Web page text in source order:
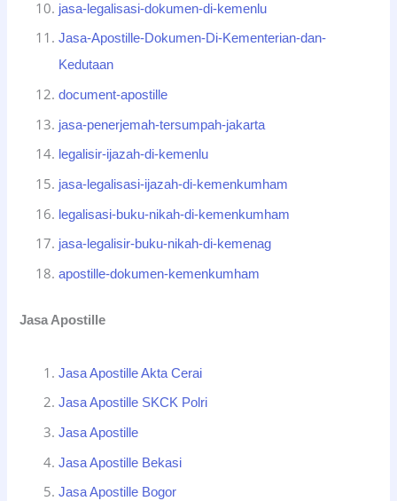
jasa-legalisasi-dokumen-di-kemenlu
Jasa-Apostille-Dokumen-Di-Kementerian-dan-
Kedutaan
document-apostille
jasa-penerjemah-tersumpah-jakarta
legalisir-ijazah-di-kemenlu
jasa-legalisasi-ijazah-di-kemenkumham
legalisasi-buku-nikah-di-kemenkumham
jasa-legalisir-buku-nikah-di-kemenag
apostille-dokumen-kemenkumham
Jasa Apostille
Jasa Apostille Akta Cerai
Jasa Apostille SKCK Polri
Jasa Apostille
Jasa Apostille Bekasi
Jasa Apostille Bogor